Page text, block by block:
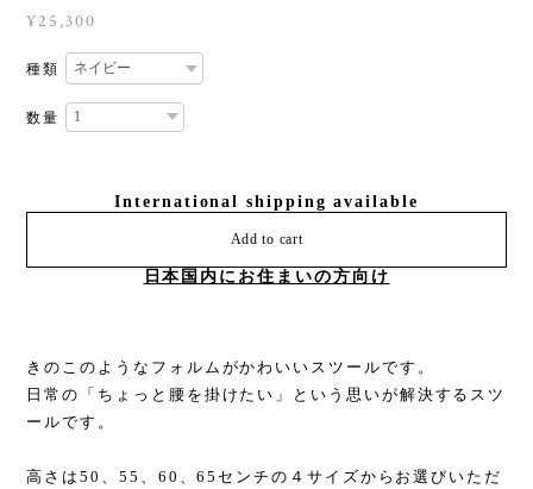
¥25,300
種類
数量
International shipping available
Add to cart
日本国内にお住まいの方向け
きのこのようなフォルムがかわいいスツールです。
日常の「ちょっと腰を掛けたい」という思いが解決するスツ
ールです。
高さは50、55、60、65センチの４サイズからお選びいただ